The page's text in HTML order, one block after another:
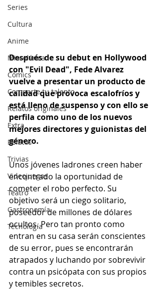
Series
Cultura
Anime
Miscelánea
Cómics
Comparte tu talento
Relatos originales
Extra
Relatos
Trivias
Videojuegos
Teatro
Gastronomía
Tecnología
Después de su debut en Hollywood
con "Evil Dead", Fede Alvarez
vuelve a presentar un producto de
calidad que provoca escalofríos y
está lleno de suspenso y con ello se
perfila como uno de los nuevos
mejores directores y guionistas del
género.
Unos jóvenes ladrones creen haber
encontrado la oportunidad de
cometer el robo perfecto. Su
objetivo será un ciego solitario,
poseedor de millones de dólares
ocultos. Pero tan pronto como
entran en su casa serán conscientes
de su error, pues se encontrarán
atrapados y luchando por sobrevivir
contra un psicópata con sus propios
y temibles secretos.